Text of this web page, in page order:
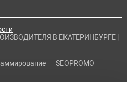
В ЕКАТЕРИНБУРГЕ |
—SEOPROMO